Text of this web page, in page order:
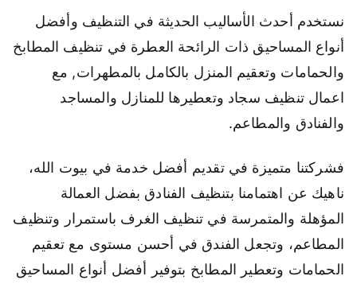
نستخدم أحدث الأساليب الحديثة في التنظيف وأفضل
أنواع المساحيق ذات الرائحة العطرة في تنظيف المطابخ
والحمامات وتعقيم المنزل بالكامل بالمطهرات, مع
اعمال تنظيف سجاد وتعطيرها للمنازل والمساجد
والفنادق والمطاعم.
فشركتنا متميزة في تقديم أفضل خدمة في بيوت الله،
ناهيك عن اهتمامنا بتنظيف الفنادق بفضل العمالة
المؤهلة والمتمرسة في تنظيف الغرف باستمرار وتنظيف
المطاعم، وتجعل الفندق في أحسن مستوى مع تعقيم
الحمامات وتعطير المطابخ بتوفير أفضل أنواع المساحيق